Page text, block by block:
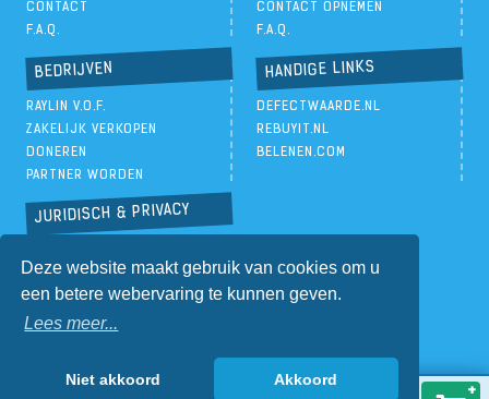
Deze website maakt gebruik van cookies om u
een betere webervaring te kunnen geven.
Lees meer...
Niet akkoord Akkoord
CONTACT
F.A.Q.
CONTACT OPNEMEN
F.A.Q.
BEDRIJVEN
RAYLIN V.O.F.
ZAKELIJK VERKOPEN
DONEREN
PARTNER WORDEN
HANDIGE LINKS
DEFECTWAARDE.NL
REBUYIT.NL
BELENEN.COM
JURIDISCH & PRIVACY
ALGEMENE VOORWAARDEN